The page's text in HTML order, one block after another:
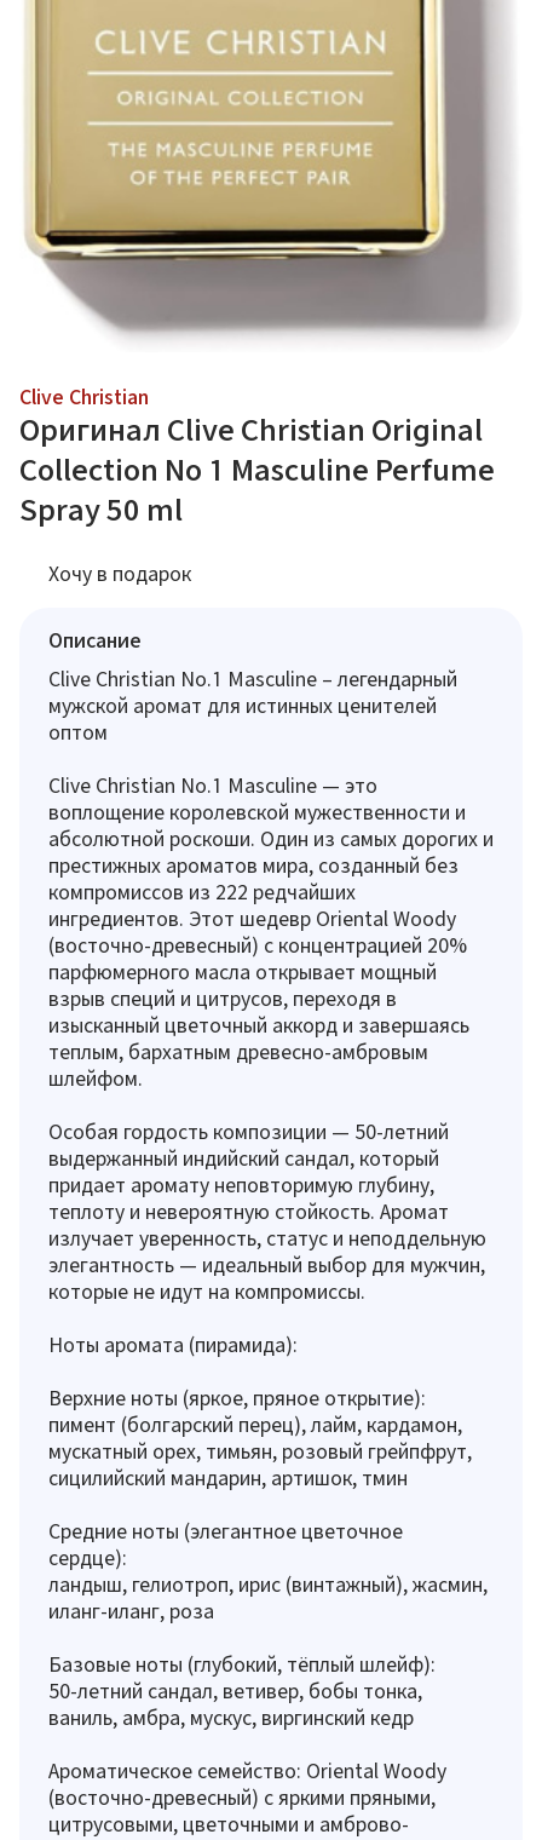
Clive Christian
Оригинал Clive Christian Original
Collection No 1 Masculine Perfume
Spray 50 ml
Хочу в подарок
Описание
Clive Christian No.1 Masculine – легендарный
мужской аромат для истинных ценителей
оптом
Clive Christian No.1 Masculine — это
воплощение королевской мужественности и
абсолютной роскоши. Один из самых дорогих и
престижных ароматов мира, созданный без
компромиссов из 222 редчайших
ингредиентов. Этот шедевр Oriental Woody
(восточно-древесный) с концентрацией 20%
парфюмерного масла открывает мощный
взрыв специй и цитрусов, переходя в
изысканный цветочный аккорд и завершаясь
теплым, бархатным древесно-амбровым
шлейфом.
Особая гордость композиции — 50-летний
выдержанный индийский сандал, который
придает аромату неповторимую глубину,
теплоту и невероятную стойкость. Аромат
излучает уверенность, статус и неподдельную
элегантность — идеальный выбор для мужчин,
которые не идут на компромиссы.
Ноты аромата (пирамида):
Верхние ноты (яркое, пряное открытие):
пимент (болгарский перец), лайм, кардамон,
мускатный орех, тимьян, розовый грейпфрут,
сицилийский мандарин, артишок, тмин
Средние ноты (элегантное цветочное
сердце):
ландыш, гелиотроп, ирис (винтажный), жасмин,
иланг-иланг, роза
Базовые ноты (глубокий, тёплый шлейф):
50-летний сандал, ветивер, бобы тонка,
ваниль, амбра, мускус, виргинский кедр
Ароматическое семейство: Oriental Woody
(восточно-древесный) с яркими пряными,
цитрусовыми, цветочными и амброво-